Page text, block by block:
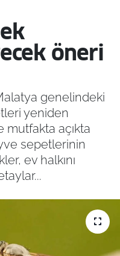
öneri
genelindeki
yeniden
açıkta
sepetlerinin
ev halkını